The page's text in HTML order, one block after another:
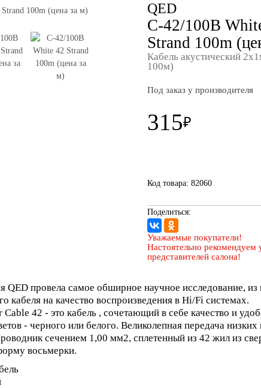
QED
C-42/100B
Strand 100m
Кабель акустический
100м)
Под заказ у производителя
315₽
Код товара: 82060
Поделиться:
Уважаемые покупатели!
Настоятельно рекомендуем
представителей салона!
QED провела самое обширное научное исследование,
кабеля на качество воспроизведения в Hi/Fi системах.
42 - это кабель , сочетающий в себе качество и
- черного или белого. Великолепная передача низких
сечением 1,00 мм2, сплетенный из 42 жил из
восьмерки.